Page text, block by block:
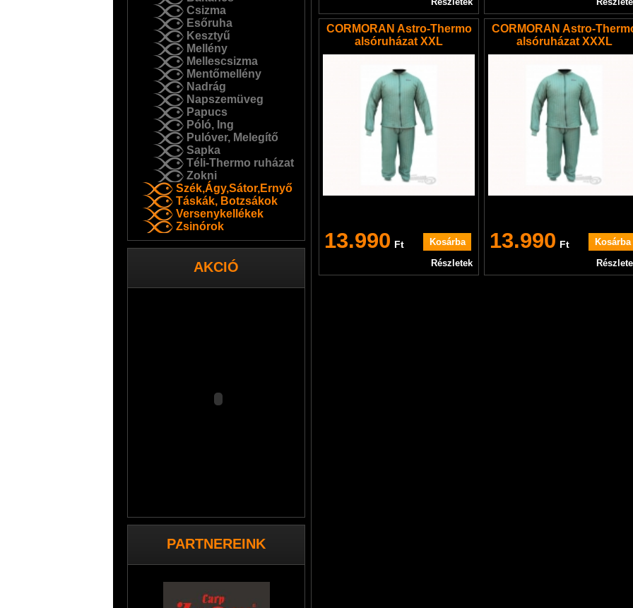
Csizma
Esőruha
Kesztyű
Mellény
Mellescsizma
Mentőmellény
Nadrág
Napszemüveg
Papucs
Póló, Ing
Pulóver, Melegítő
Sapka
Téli-Thermo ruházat
Zokni
Szék,Ágy,Sátor,Ernyő
Táskák, Botzsákok
Versenykellékek
Zsinórok
AKCIÓ
PARTNEREINK
CORMORAN Astro-Thermo
alsóruházat XXL
13.990 Ft
Részletek
CORMORAN Astro-
alsóruházat XXXL
13.990 Ft